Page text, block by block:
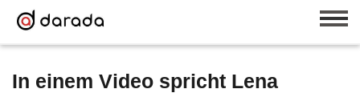
In einem Video spricht Lena